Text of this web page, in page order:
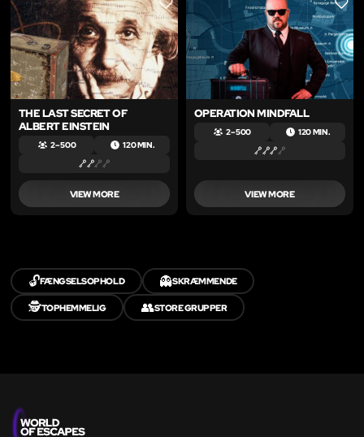
LIKE
THE LAST SECRET OF
ALBERT EINSTEIN
2 – 500 120 MIN.
VIEW MORE
LIKE
OPERATION MINDFALL
2 – 500 120 MIN.
VIEW MORE
🔓FÆNGSELSOPHOLD 👻SKRÆMMENDE
🕵️TOPHEMMELIG 👥STORE GRUPPER